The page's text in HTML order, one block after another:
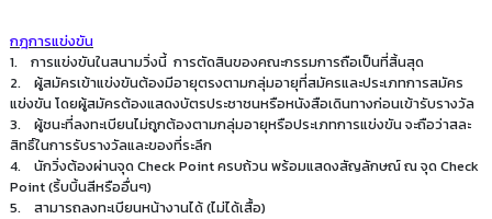
กฎการแข่งขัน
1. การแข่งขันในสนามวิ่งนี้ การตัดสินของคณะกรรมการถือเป็นที่สิ้นสุด
2. ผู้สมัครเข้าแข่งขันต้องมีอายุตรงตามกลุ่มอายุที่สมัครและประเภทการสมัคร
แข่งขัน โดยผู้สมัครต้องแสดงบัตรประชาชนหรือหนังสือเดินทางก่อนเข้ารับรางวัล
3. ผู้ชนะที่ลงทะเบียนไม่ถูกต้องตามกลุ่มอายุหรือประเภทการแข่งขัน จะถือว่าสละ
สิทธิ์ในการรับรางวัลและของที่ระลึก
4. นักวิ่งต้องผ่านจุด Check Point ครบถ้วน พร้อมแสดงสัญลักษณ์ ณ จุด Check
Point (ริ้บบิ้นสีหรืออื่นๆ)
5. สามารถลงทะเบียนหน้างานได้ (ไม่ได้เสื้อ)